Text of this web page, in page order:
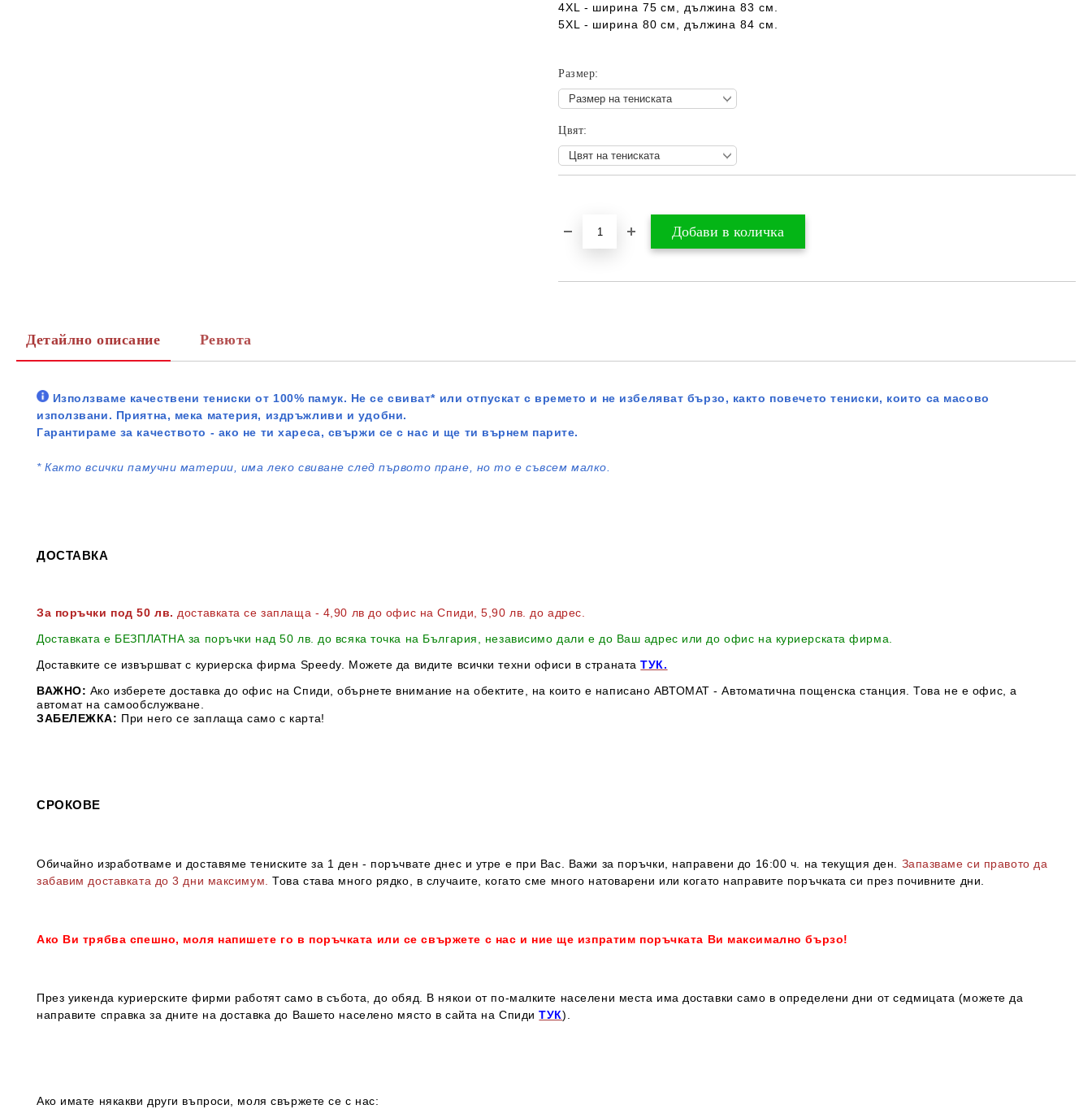
4XL - ширина 75 см, дължина 83 см.
5XL - ширина 80 см, дължина 84 см.
Размер:
Цвят:
Детайлно описание Ревюта
Използваме качествени тениски от 100% памук. Не се свиват* или отпускат с времето и не избеляват бързо, както повечето тениски, които са масово
използвани. Приятна, мека материя, издръжливи и удобни.
Гарантираме за качеството - ако не ти хареса, свържи се с нас и ще ти върнем парите.
*Както всички памучни материи, има леко свиване след първото пране, но то е съвсем малко.
ДОСТАВКА
За поръчки под 50 лв. доставката се заплаща - 4,90 лв до офис на Спиди , 5,90 лв. до адрес
Доставката е БЕЗПЛАТНА за поръчки над 50 лв. до всяка точка на България, независимо дали е до Ваш адрес или до офис на куриерската фирма.
Доставките се извършват с куриерска фирма Speedy. Можете да видите всички техни офиси в страната ТУК.
ВАЖНО: Ако изберете доставка до офис на Спиди, обърнете внимание на обектите, на които е написано АВТОМАТ - Автоматична пощенска станция. Това не е офис, а
автомат на самообслужване.
ЗАБЕЛЕЖКА: При него се заплаща само с карта!
СРОКОВЕ
Обичайно изработваме и доставяме тениските за 1 ден - поръчвате днес и утре е при Вас. Важи за поръчки, направени до 16:00 ч. на текущия ден. Запазваме си правото да
забавим доставката до 3 дни максимум.
Това става много рядко, в случаите, когато сме много натоварени или когато направите поръчката си през почивните дни.
Ако Ви трябва спешно, моля напишете го в поръчката или се свържете с нас и ние ще изпратим поръчката Ви максимално бързо!
През уикенда куриерските фирми работят само в събота, до обяд. В някои от по-малките населени места има доставки само в определени дни от седмицата (можете да
направите справка за дните на доставка до Вашето населено място в сайта на СпидиТУК).
Ако имате някакви други въпроси, моля свържете се с нас: